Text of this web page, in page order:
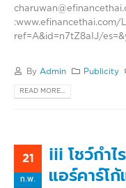
:www.efinancethai.com/
ref=A&id=n7tZ8aIJ/
By Admin Publicity
READ MORE...
21
ก.พ.
iii โชว์กำไ
แอร์คาร์โ